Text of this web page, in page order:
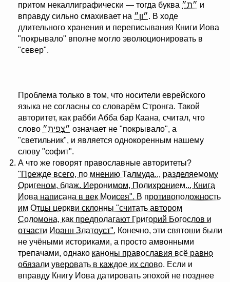
притом некаллиграфически — тогда буква ״ת״ и
вправду сильно смахивает на
״ון״
. В ходе
длительного хранения и переписывания Книги Иова
"покрывало" вполне могло эволюционировать в
"север".
Проблема только в том, что носители еврейского
языка не согласны со словарём Стронга. Такой
авторитет, как рабби Абба бар Каана, считал, что
слово ״צָפִית״ означает не "покрывало", а
"светильник", и является однокоренным нашему
слову "софит".
А что же говорят православные авторитеты?
"Прежде всего, по мнению Талмуда.., разделяемому
Оригеном, блаж. Иеронимом, Полихронием.., Книга
Иова написана в век Моисея". В противоположность
им Отцы церкви склонны "считать автором
Соломона, как предполагают Григорий Богослов и
отчасти Иоанн Златоуст". Конечно, эти святоши были
не учёными историками, а просто амвонными
трепачами, однако каноны православия всё равно
обязали уверовать в каждое их слово. Если и
вправду Книгу Иова датировать эпохой не позднее